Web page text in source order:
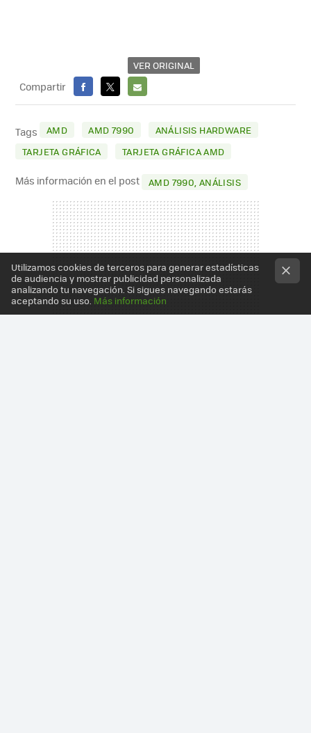
VER ORIGINAL
Compartir
FACEBOOK
X
E-
MAIL
Tags AMD AMD 7990
ANÁLISIS HARDWARE
TARJETA GRÁFICA
TARJETA GRÁFICA AMD
Más información en el post AMD 7990, ANÁLISIS
Utilizamos cookies de terceros para generar estadísticas
de audiencia y mostrar publicidad personalizada
analizando tu navegación. Si sigues navegando estarás
aceptando su uso. Más información